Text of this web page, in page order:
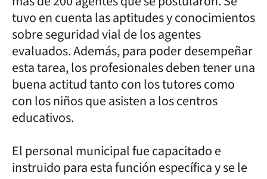
tuvo en cuenta las aptitudes y conocimientos
sobre seguridad vial de los agentes
evaluados. Además, para poder desempeñar
esta tarea, los profesionales deben tener una
buena actitud tanto con los tutores como
con los niños que asisten a los centros
educativos.
El personal municipal fue capacitado e
instruido para esta función específica y se le